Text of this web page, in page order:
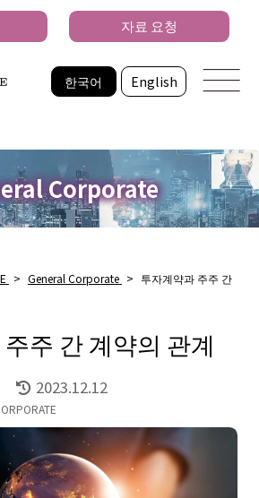
한국어 English
자료 요청
Corporate
> General Corporate > 투자계약과 주주 간
주 간 계약의 관계
2023.12.12